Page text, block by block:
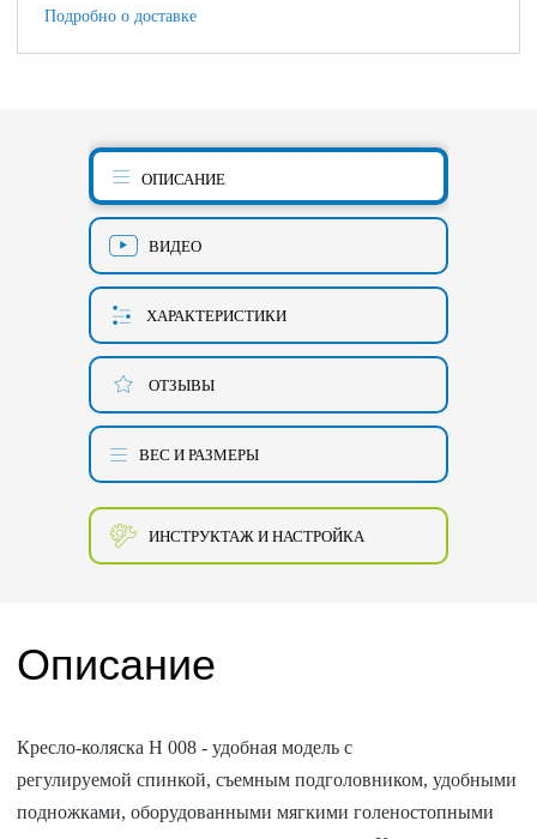
Подробно о доставке
ОПИСАНИЕ
ВИДЕО
ХАРАКТЕРИСТИКИ
ОТЗЫВЫ
ВЕС И РАЗМЕРЫ
ИНСТРУКТАЖ И НАСТРОЙКА
Описание
Кресло-коляска Н 008 - удобная модель с
регулируемой спинкой, съемным подголовником, удобными
подножками, оборудованными мягкими голеностопными